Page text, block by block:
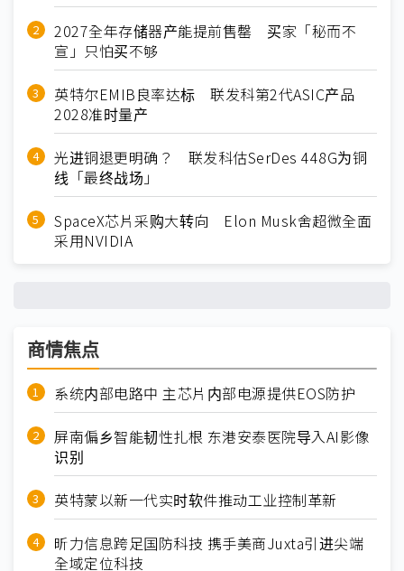
2027全年存储器产能提前售罄 买家「秘而不
宣」只怕买不够
英特尔EMIB良率达标 联发科第2代ASIC产品
2028准时量产
光进铜退更明确？ 联发科估SerDes 448G为铜
线「最终战场」
SpaceX芯片采购大转向 Elon Musk舍超微全面
采用NVIDIA
商情焦点
系统内部电路中 主芯片内部电源提供EOS防护
屏南偏乡智能韧性扎根 东港安泰医院导入AI影像
识别
英特蒙以新一代实时软件推动工业控制革新
昕力信息跨足国防科技 携手美商Juxta引进尖端
全域定位科技